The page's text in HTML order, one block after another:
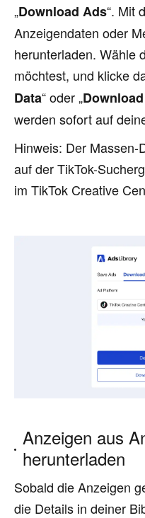
„Download Ads“. Mit
Anzeigendaten oder
herunterladen. Wähle
möchtest, und klicke
Data“ oder „
werden sofort auf
Hinweis: Der
auf der TikTok-
im TikTok Creative
Anzeigen aus
herunterladen
Sobald die Anzeigen
die Details in deiner